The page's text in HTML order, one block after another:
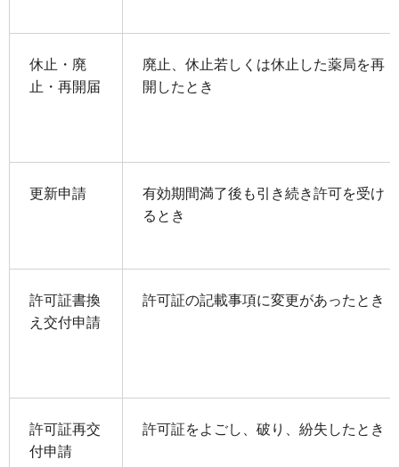
休止・廃
止・再開届
廃止、休止若しくは休止した薬局を再
開したとき
更新申請
有効期間満了後も引き続き許可を受け
るとき
許可証書換
え交付申請
許可証の記載事項に変更があったとき
許可証再交
付申請
許可証をよごし、破り、紛失したとき